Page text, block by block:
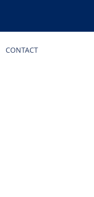
CONTACT